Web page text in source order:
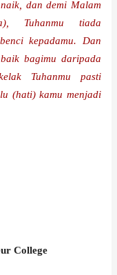
dan demi Malam
Tuhanmu tiada
kepadamu. Dan
bagimu daripada
Tuhanmu pasti
(hati) kamu menjadi
College